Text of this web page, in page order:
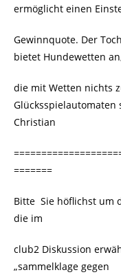
ermöglicht einen
Gewinnquote. Der
bietet Hundewetten
die mit Wetten nichts
Glücksspielautomaten
Christian
=======
Bitte Sie höflichst um
die im
club2 Diskussion
„sammelklage gegen